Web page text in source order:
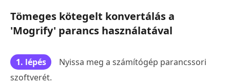
Tömeges kötegelt konvertálás a
'Mogrify' parancs használatával
1. lépés
Nyissa meg a számítógép parancssori
szoftverét.